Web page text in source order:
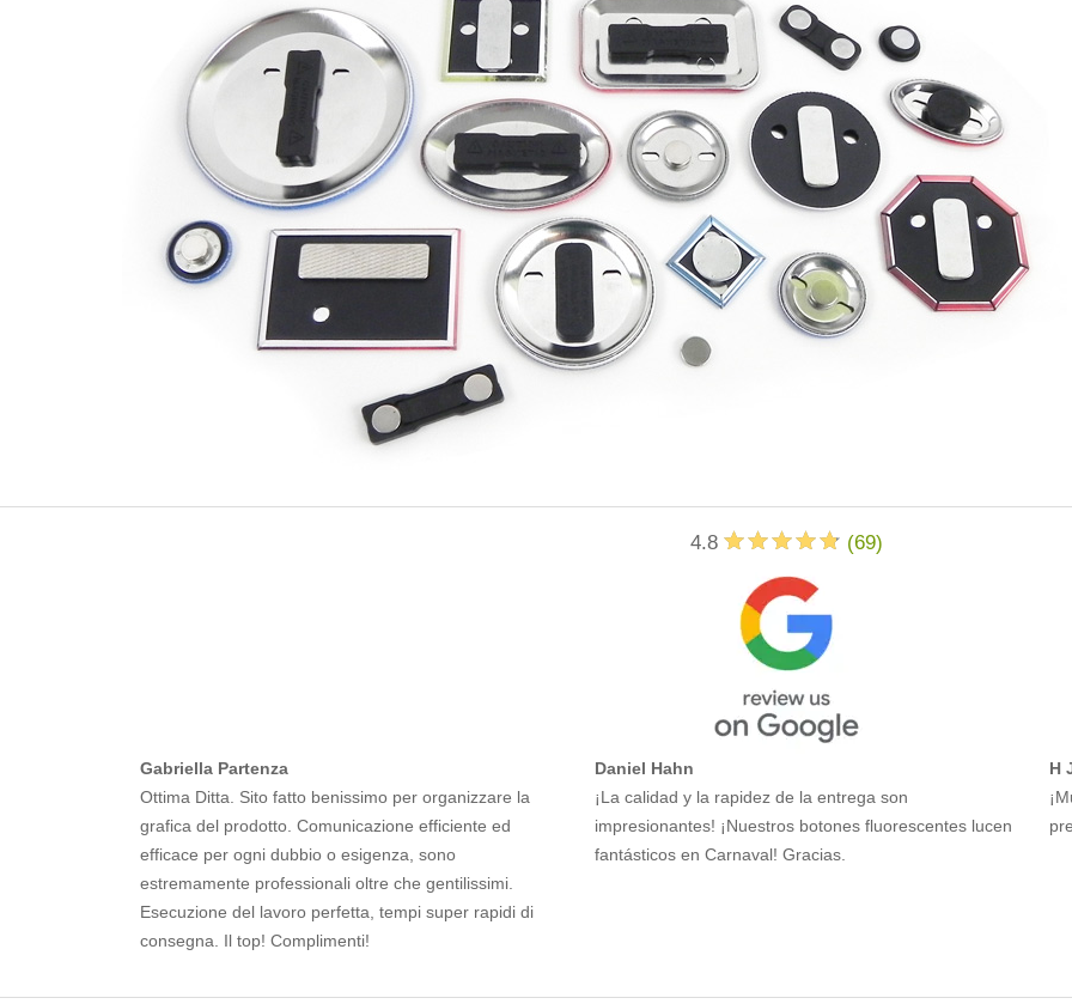
4.8 (69)
Gabriella Partenza
Ottima Ditta. Sito fatto benissimo per organizzare la
grafica del prodotto. Comunicazione efficiente ed
efficace per ogni dubbio o esigenza, sono
estremamente professionali oltre che gentilissimi.
Esecuzione del lavoro perfetta, tempi super rapidi di
consegna. Il top! Complimenti!
Daniel Hahn
¡La calidad y la rapidez de la entrega son
impresionantes! ¡Nuestros botones fluorescentes lucen
fantásticos en Carnaval! Gracias.
H